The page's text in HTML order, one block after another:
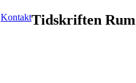
KontaktTidskriften